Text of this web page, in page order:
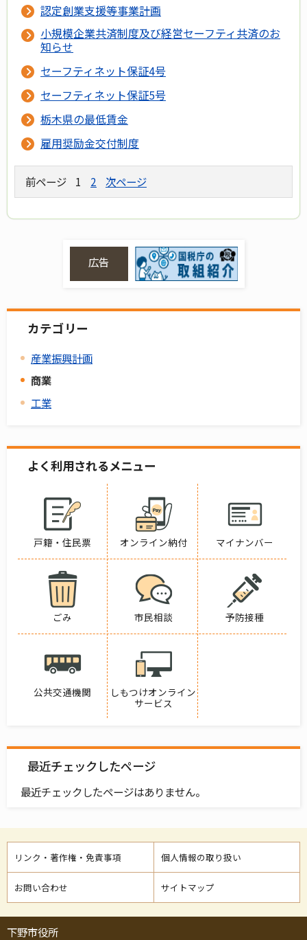
認定創業支援等事業計画
小規模企業共済制度及び経営セーフティ共済のお
知らせ
セーフティネット保証4号
セーフティネット保証5号
栃木県の最低賃金
雇用奨励金交付制度
前ページ 1 2 次ページ
広告
カテゴリー
産業振興計画
商業
工業
よく利用されるメニュー
戸籍・住民票 オンライン納付 マイナンバー
ごみ 市民相談 予防接種
公共交通機関
しもつけオンライン
サービス
最近チェックしたページ
最近チェックしたページはありません。
リンク・著作権・免責事項 個人情報の取り扱い
お問い合わせ サイトマップ
下野市役所